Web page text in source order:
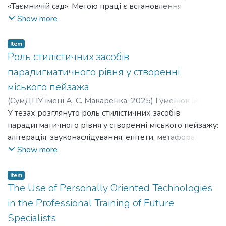
«Таємничій сад». Метою праці є встановлення
специфіки фоносемантичної організації пейзажних
студії є фоносемантична організація картин природи
в романі Ф.Х. Барнет «Таємничій сад». Практична
цінність полягає в можливості застосування отриманих
даних і висновків праці для аналізу фактичного
матеріалу інших художніх прозових творів. У ході
аналізу фоносемантичної організації пейзажних
описів було встановлено, що основними
звукозображальними мовними засобами є
ономатопея та звуковий символізм. У досліджуваних
пейзажних описах виявлено звуконаслідування та
замальовок представлений голосними, приголосними
звуками та фонестемами з різним інформаційним
рівнем.
Show more
Item
Роль стилістичних засобів
парадигматичного рівня у створенні
міського пейзажа
(СумДПУ імені А. С. Макаренка, 2025) Гуменюк Інна
Леонідівна;Humeniuk Inna Leonidivna
У тезах розглянуто роль стилістичних засобів
парадигматичного рівня у створенні міського пейзажу:
алітерація, звуконаслідування, епітети, метафора.
Ключові слова: міський пейзаж, парадигматичнй
Show more
Item
The Use of Personally Oriented Technologies
in the Professional Training of Future
Specialists